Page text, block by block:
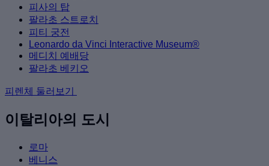
피사의 탑
팔라초 스트로치
피티 궁전
Leonardo da Vinci Interactive Museum®
메디치 예배당
팔라초 베키오
피렌체 둘러보기
이탈리아의 도시
로마
베니스